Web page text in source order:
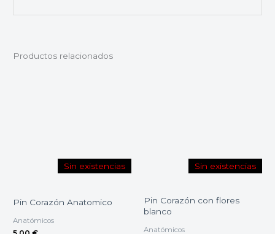
Productos relacionados
Sin existencias
Pin Corazón Anatomico
Anatómicos
Sin existencias
Pin Corazón con flores
blanco
Anatómicos